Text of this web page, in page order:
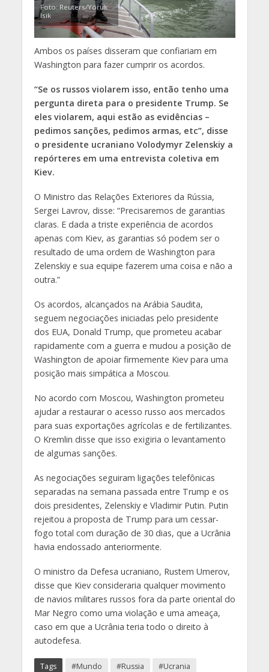
Foto: Reuters/Yoruk
Isik
Ambos os países disseram que confiariam em
Washington para fazer cumprir os acordos.
“Se os russos violarem isso, então tenho uma
pergunta direta para o presidente Trump. Se
eles violarem, aqui estão as evidências –
pedimos sanções, pedimos armas, etc”, disse
o presidente ucraniano Volodymyr Zelenskiy a
repórteres em uma entrevista coletiva em
Kiev.
O Ministro das Relações Exteriores da Rússia,
Sergei Lavrov, disse: “Precisaremos de garantias
claras. E dada a triste experiência de acordos
apenas com Kiev, as garantias só podem ser o
resultado de uma ordem de Washington para
Zelenskiy e sua equipe fazerem uma coisa e não a
outra.”
Os acordos, alcançados na Arábia Saudita,
seguem negociações iniciadas pelo presidente
dos EUA, Donald Trump, que prometeu acabar
rapidamente com a guerra e mudou a posição de
Washington de apoiar firmemente Kiev para uma
posição mais simpática a Moscou.
No acordo com Moscou, Washington prometeu
ajudar a restaurar o acesso russo aos mercados
para suas exportações agrícolas e de fertilizantes.
O Kremlin disse que isso exigiria o levantamento
de algumas sanções.
As negociações seguiram ligações telefônicas
separadas na semana passada entre Trump e os
dois presidentes, Zelenskiy e Vladimir Putin. Putin
rejeitou a proposta de Trump para um cessar-
fogo total com duração de 30 dias, que a Ucrânia
havia endossado anteriormente.
O ministro da Defesa ucraniano, Rustem Umerov,
disse que Kiev consideraria qualquer movimento
de navios militares russos fora da parte oriental do
Mar Negro como uma violação e uma ameaça,
caso em que a Ucrânia teria todo o direito à
autodefesa.
Tags #Mundo #Russia #Ucrania